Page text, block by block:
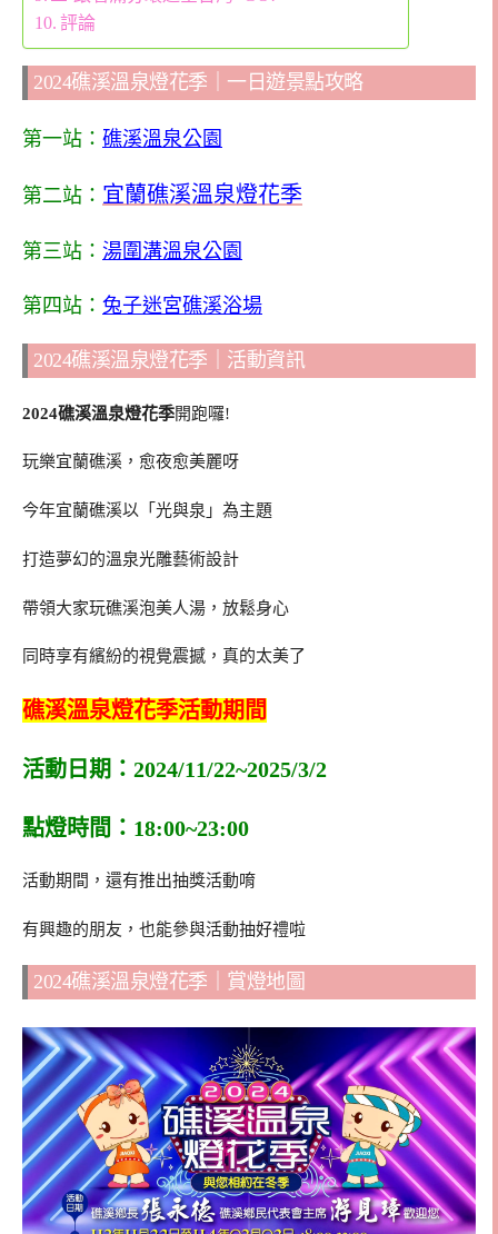
評論
2024礁溪溫泉燈花季｜一日遊景點攻略
第一站： 礁溪溫泉公園
第二站： 宜蘭礁溪溫泉燈花季
第三站： 湯圍溝溫泉公園
第四站： 兔子迷宮礁溪浴場
2024礁溪溫泉燈花季｜活動資訊
2024礁溪溫泉燈花季開跑囉!
玩樂宜蘭礁溪，愈夜愈美麗呀
今年宜蘭礁溪以「光與泉」為主題
打造夢幻的溫泉光雕藝術設計
帶領大家玩礁溪泡美人湯，放鬆身心
同時享有繽紛的視覺震撼，真的太美了
礁溪溫泉燈花季活動期間
活動日期：2024/11/22~2025/3/2
點燈時間：18:00~23:00
活動期間，還有推出抽獎活動唷
有興趣的朋友，也能參與活動抽好禮啦
2024礁溪溫泉燈花季｜賞燈地圖